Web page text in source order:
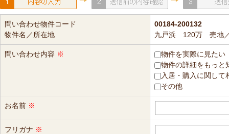
問い合わせ物件コード
物件名／所在地
00184-200132
九戸浜 120万 売地／
問い合わせ内容 ※
物件を実際に見たい
物件の詳細をもっと
入居・購入に関して
その他
お名前 ※
フリガナ ※